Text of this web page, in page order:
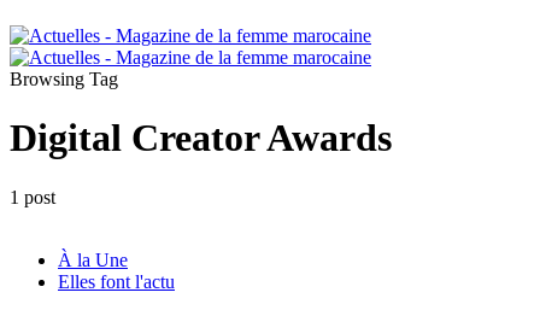
Browsing Tag
Digital Creator Awards
1 post
À la Une
Elles font l'actu